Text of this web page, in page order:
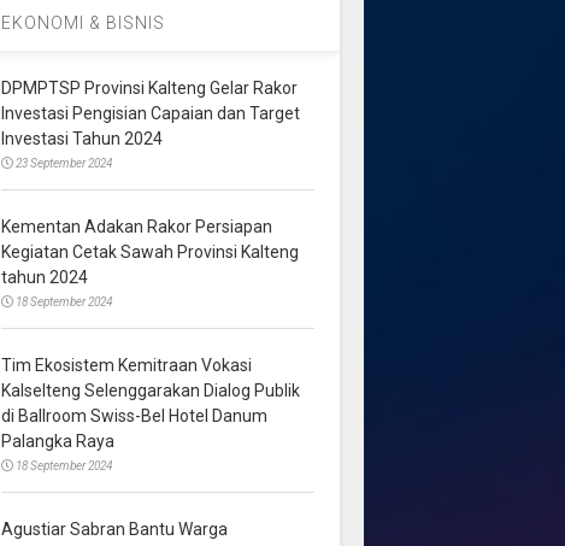
EKONOMI & BISNIS
DPMPTSP Provinsi Kalteng Gelar Rakor
Investasi Pengisian Capaian dan Target
Investasi Tahun 2024
23 September 2024
Kementan Adakan Rakor Persiapan
Kegiatan Cetak Sawah Provinsi Kalteng
tahun 2024
18 September 2024
Tim Ekosistem Kemitraan Vokasi
Kalselteng Selenggarakan Dialog Publik
di Ballroom Swiss-Bel Hotel Danum
Palangka Raya
18 September 2024
Agustiar Sabran Bantu Warga